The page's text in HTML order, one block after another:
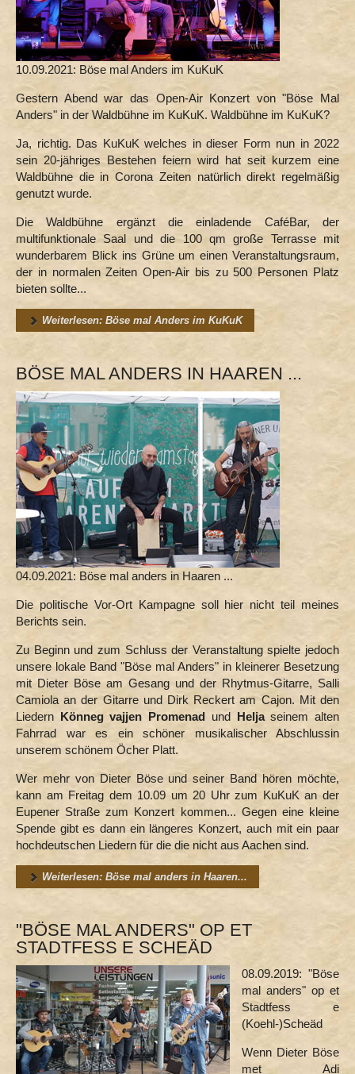
10.09.2021: Böse mal Anders im KuKuK
Gestern Abend war das Open-Air Konzert von "Böse Mal
Anders" in der Waldbühne im KuKuK. Waldbühne im KuKuK?
Ja, richtig. Das KuKuK welches in dieser Form nun in 2022
sein 20-jähriges Bestehen feiern wird hat seit kurzem eine
Waldbühne die in Corona Zeiten natürlich direkt regelmäßig
genutzt wurde.
Die Waldbühne ergänzt die einladende CaféBar, der
multifunktionale Saal und die 100 qm große Terrasse mit
wunderbarem Blick ins Grüne um einen Veranstaltungsraum,
der in normalen Zeiten Open-Air bis zu 500 Personen Platz
bieten sollte...
Weiterlesen: Böse mal Anders im KuKuK
BÖSE MAL ANDERS IN HAAREN ...
04.09.2021: Böse mal anders in Haaren ...
Die politische Vor-Ort Kampagne soll hier nicht teil meines
Berichts sein.
Zu Beginn und zum Schluss der Veranstaltung spielte jedoch
unsere lokale Band "Böse mal Anders" in kleinerer Besetzung
mit Dieter Böse am Gesang und der Rhytmus-Gitarre, Salli
Camiola an der Gitarre und Dirk Reckert am Cajon. Mit den
Liedern Könneg vajjen Promenad und Heljaseinem alten
Fahrrad war es ein schöner musikalischer Abschlussin
unserem schönem Öcher Platt.
Wer mehr von Dieter Böse und seiner Band hören möchte,
kann am Freitag dem 10.09 um 20 Uhr zum KuKuK an der
Eupener Straße zum Konzert kommen... Gegen eine kleine
Spende gibt es dann ein längeres Konzert, auch mit ein paar
hochdeutschen Liedern für die die nicht aus Aachen sind.
Weiterlesen: Böse mal anders in Haaren...
"BÖSE MAL ANDERS" OP ET
STADTFESS E SCHEÄD
08.09.2019: "Böse
mal anders" op et
Stadtfess e
(Koehl-)Scheäd
Wenn Dieter Böse
met Adi